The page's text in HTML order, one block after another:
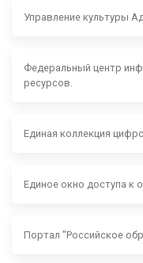
Управление культуры
Федеральный центр
ресурсов.
Единая коллекция
Единое окно доступа к
Портал "Российское